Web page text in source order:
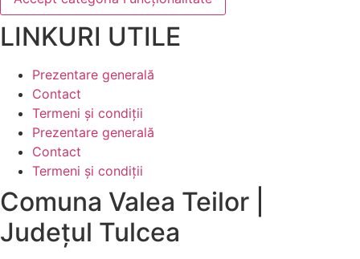
LINKURI UTILE
Prezentare generală
Contact
Termeni și condiții
Prezentare generală
Contact
Termeni și condiții
Comuna Valea Teilor |
Județul Tulcea